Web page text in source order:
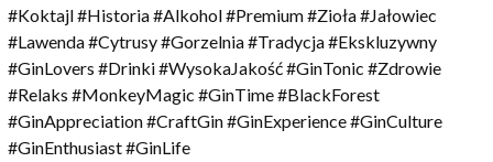
#Koktajl #Historia #Alkohol #Premium #Zioła #Jałowiec
#Lawenda #Cytrusy #Gorzelnia #Tradycja #Ekskluzywny
#GinLovers #Drinki #WysokaJakość #GinTonic #Zdrowie
#Relaks #MonkeyMagic #GinTime #BlackForest
#GinAppreciation #CraftGin #GinExperience #GinCulture
#GinEnthusiast #GinLife